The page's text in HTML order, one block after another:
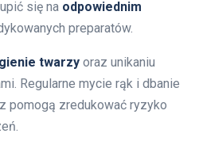
się na odpowiednim
preparatów.
twarzy oraz unikaniu
Regularne mycie rąk i dbanie
pomogą zredukować ryzyko